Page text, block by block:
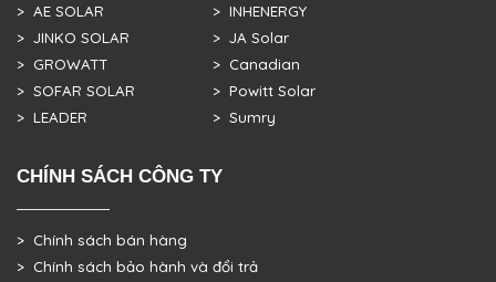
> AE SOLAR
> JINKO SOLAR
> GROWATT
> SOFAR SOLAR
> LEADER
> INHENERGY
> JA Solar
> Canadian
> Powitt Solar
> Sumry
CHÍNH SÁCH CÔNG TY
> Chính sách bán hàng
> Chính sách bảo hành và đổi trả